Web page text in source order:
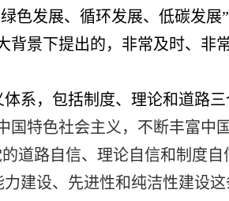
色发展、循环发展、低碳发展
背景下提出的，非常及时、非
系，包括制度、理论和道路
国特色社会主义，不断丰富中
道路自信、理论自信和制度自
建设、先进性和纯洁性建设